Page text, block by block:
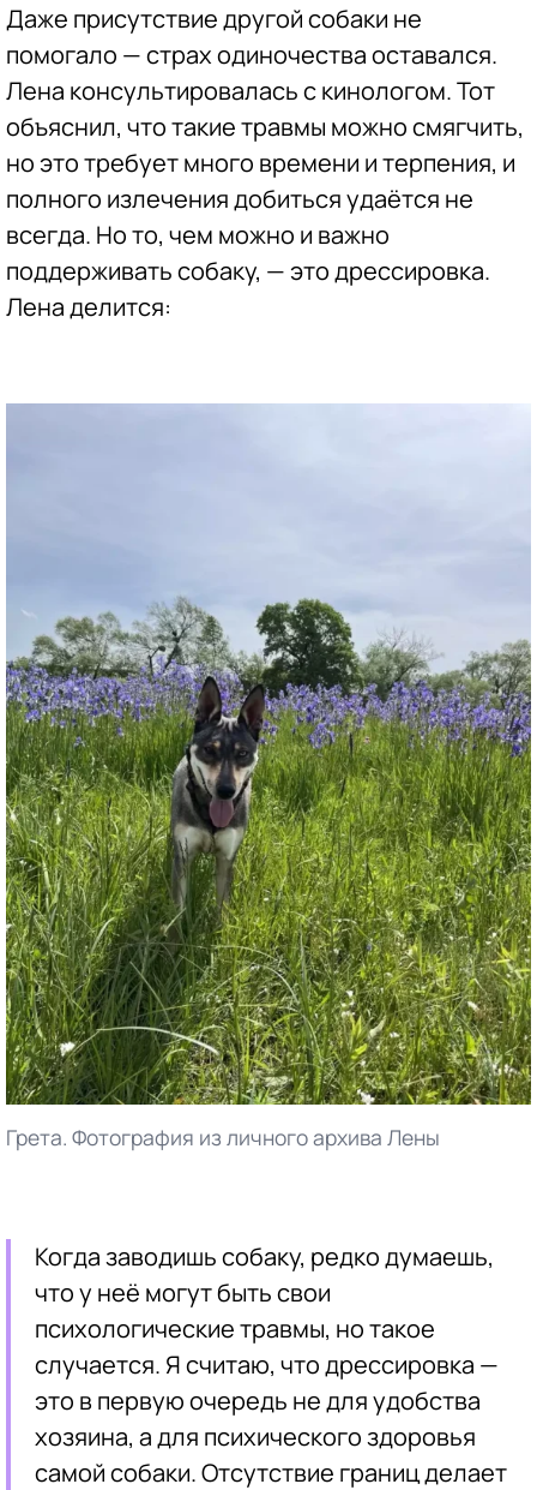
Даже присутствие другой собаки не
помогало — страх одиночества оставался.
Лена консультировалась с кинологом. Тот
объяснил, что такие травмы можно смягчить,
но это требует много времени и терпения, и
полного излечения добиться удаётся не
всегда. Но то, чем можно и важно
поддерживать собаку, — это дрессировка.
Лена делится:
Грета. Фотография из личного архива Лены
Когда заводишь собаку, редко думаешь,
что у неё могут быть свои
психологические травмы, но такое
случается. Я считаю, что дрессировка —
это в первую очередь не для удобства
хозяина, а для психического здоровья
самой собаки. Отсутствие границ делает